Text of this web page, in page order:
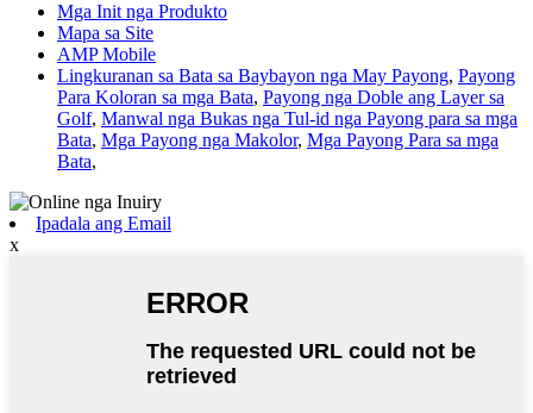
Mga Init nga Produkto
Mapa sa Site
AMP Mobile
Lingkuranan sa Bata sa Baybayon nga May Payong, Payong
Para Koloran sa mga Bata, Payong nga Doble ang Layer sa
Golf, Manwal nga Bukas nga Tul-id nga Payong para sa mga
Bata, Mga Payong nga Makolor, Mga Payong Para sa mga
Bata,
Ipadala ang Email
x